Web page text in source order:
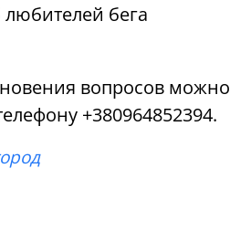
любителей бега
вопросов можно
+380964852394.